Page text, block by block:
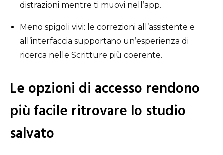
distrazioni mentre ti muovi nell’app.
Meno spigoli vivi: le correzioni all’assistente e
all’interfaccia supportano un’esperienza di
ricerca nelle Scritture più coerente.
Le opzioni di accesso rendono
più facile ritrovare lo studio
salvato